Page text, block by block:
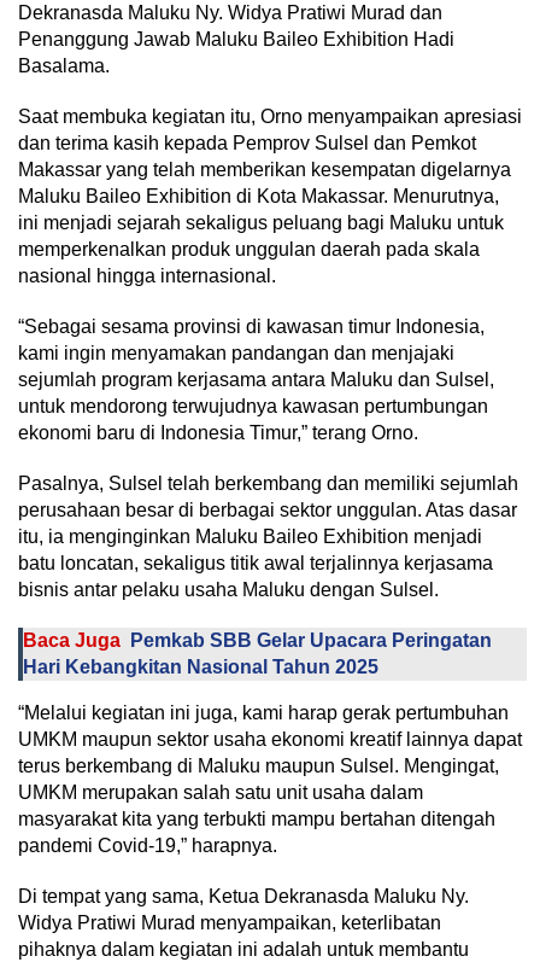
Dekranasda Maluku Ny. Widya Pratiwi Murad dan
Penanggung Jawab Maluku Baileo Exhibition Hadi
Basalama.
Saat membuka kegiatan itu, Orno menyampaikan apresiasi
dan terima kasih kepada Pemprov Sulsel dan Pemkot
Makassar yang telah memberikan kesempatan digelarnya
Maluku Baileo Exhibition di Kota Makassar. Menurutnya,
ini menjadi sejarah sekaligus peluang bagi Maluku untuk
memperkenalkan produk unggulan daerah pada skala
nasional hingga internasional.
“Sebagai sesama provinsi di kawasan timur Indonesia,
kami ingin menyamakan pandangan dan menjajaki
sejumlah program kerjasama antara Maluku dan Sulsel,
untuk mendorong terwujudnya kawasan pertumbungan
ekonomi baru di Indonesia Timur,” terang Orno.
Pasalnya, Sulsel telah berkembang dan memiliki sejumlah
perusahaan besar di berbagai sektor unggulan. Atas dasar
itu, ia menginginkan Maluku Baileo Exhibition menjadi
batu loncatan, sekaligus titik awal terjalinnya kerjasama
bisnis antar pelaku usaha Maluku dengan Sulsel.
Baca Juga
Pemkab SBB Gelar Upacara Peringatan
Hari Kebangkitan Nasional Tahun 2025
“Melalui kegiatan ini juga, kami harap gerak pertumbuhan
UMKM maupun sektor usaha ekonomi kreatif lainnya dapat
terus berkembang di Maluku maupun Sulsel. Mengingat,
UMKM merupakan salah satu unit usaha dalam
masyarakat kita yang terbukti mampu bertahan ditengah
pandemi Covid-19,” harapnya.
Di tempat yang sama, Ketua Dekranasda Maluku Ny.
Widya Pratiwi Murad menyampaikan, keterlibatan
pihaknya dalam kegiatan ini adalah untuk membantu